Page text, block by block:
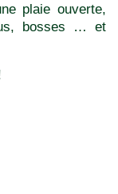
plaie ouverte,
bosses … et